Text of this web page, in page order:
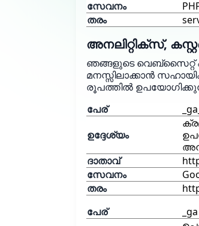
സേവനം
തരം
അനലിറ്റിക്സ്,
ഞങ്ങളുടെ വെബ്‌സൈറ്റ്
മനസ്സിലാക്കാൻ
രൂപത്തിൽ
പേര്
ഉദ്ദേശ്യം
ദാതാവ്
സേവനം
തരം
പേര്
_ga